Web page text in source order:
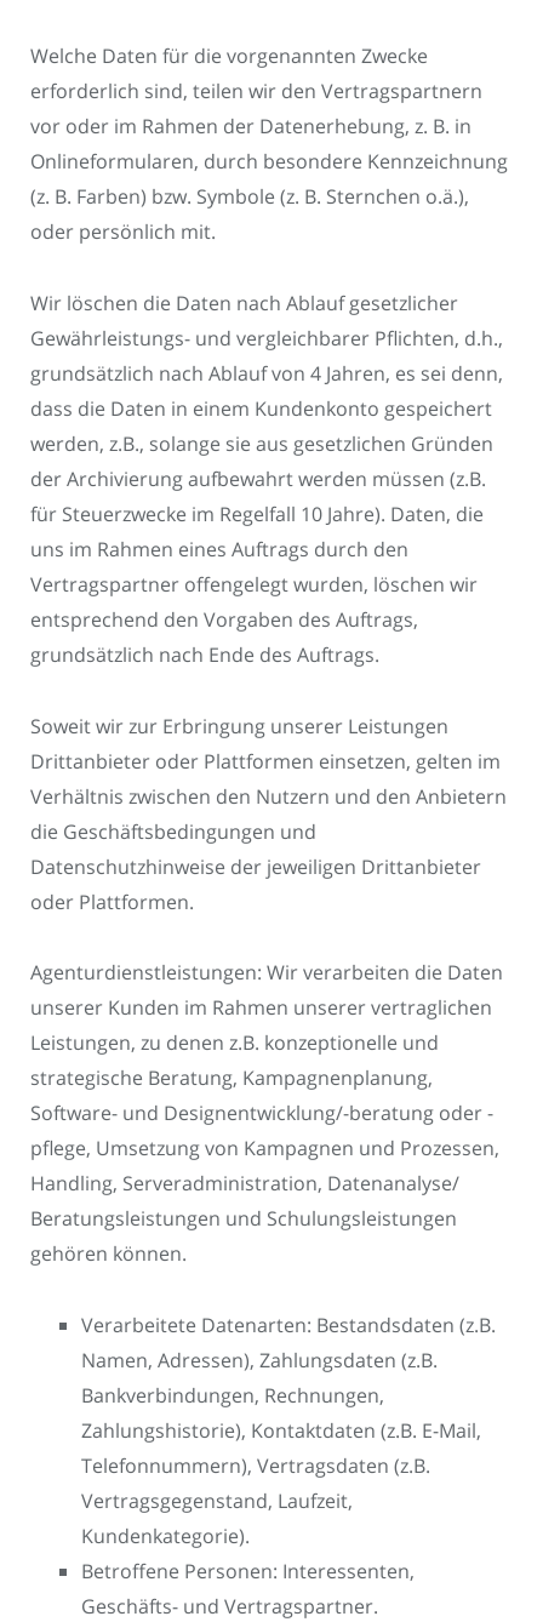
Welche Daten für die vorgenannten Zwecke
erforderlich sind, teilen wir den Vertragspartnern
vor oder im Rahmen der Datenerhebung, z. B. in
Onlineformularen, durch besondere Kennzeichnung
(z. B. Farben) bzw. Symbole (z. B. Sternchen o.ä.),
oder persönlich mit.
Wir löschen die Daten nach Ablauf gesetzlicher
Gewährleistungs- und vergleichbarer Pflichten, d.h.,
grundsätzlich nach Ablauf von 4 Jahren, es sei denn,
dass die Daten in einem Kundenkonto gespeichert
werden, z.B., solange sie aus gesetzlichen Gründen
der Archivierung aufbewahrt werden müssen (z.B.
für Steuerzwecke im Regelfall 10 Jahre). Daten, die
uns im Rahmen eines Auftrags durch den
Vertragspartner offengelegt wurden, löschen wir
entsprechend den Vorgaben des Auftrags,
grundsätzlich nach Ende des Auftrags.
Soweit wir zur Erbringung unserer Leistungen
Drittanbieter oder Plattformen einsetzen, gelten im
Verhältnis zwischen den Nutzern und den Anbietern
die Geschäftsbedingungen und
Datenschutzhinweise der jeweiligen Drittanbieter
oder Plattformen.
Agenturdienstleistungen: Wir verarbeiten die Daten
unserer Kunden im Rahmen unserer vertraglichen
Leistungen, zu denen z.B. konzeptionelle und
strategische Beratung, Kampagnenplanung,
Software- und Designentwicklung/-beratung oder -
pflege, Umsetzung von Kampagnen und Prozessen,
Handling, Serveradministration, Datenanalyse/
Beratungsleistungen und Schulungsleistungen
gehören können.
Verarbeitete Datenarten: Bestandsdaten (z.B.
Namen, Adressen), Zahlungsdaten (z.B.
Bankverbindungen, Rechnungen,
Zahlungshistorie), Kontaktdaten (z.B. E-Mail,
Telefonnummern), Vertragsdaten (z.B.
Vertragsgegenstand, Laufzeit,
Kundenkategorie).
Betroffene Personen: Interessenten,
Geschäfts- und Vertragspartner.